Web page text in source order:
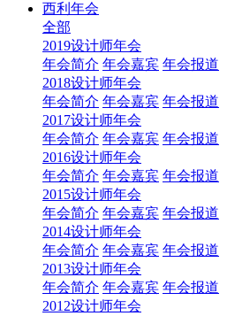
西利年会
全部
2019设计师年会
年会简介 年会嘉宾 年会报道
2018设计师年会
年会简介 年会嘉宾 年会报道
2017设计师年会
年会简介 年会嘉宾 年会报道
2016设计师年会
年会简介 年会嘉宾 年会报道
2015设计师年会
年会简介 年会嘉宾 年会报道
2014设计师年会
年会简介 年会嘉宾 年会报道
2013设计师年会
年会简介 年会嘉宾 年会报道
2012设计师年会